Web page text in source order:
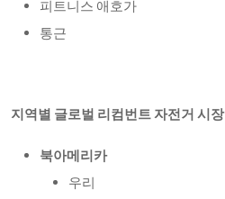
피트니스 애호가
통근
지역별 글로벌 리컴번트 자전거 시장
북아메리카
우리